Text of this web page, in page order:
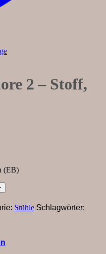
2 – Stoff,
(EB)
Stühle Schlagwörter: